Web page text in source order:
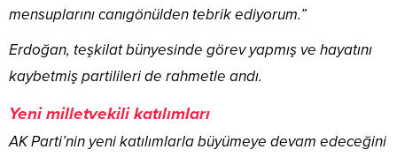
mensuplarını canıgönülden tebrik ediyorum.”
Erdoğan, teşkilat bünyesinde görev yapmış ve hayatını
kaybetmiş partilileri de rahmetle andı.
Yeni milletvekili katılımları
AK Parti’nin yeni katılımlarla büyümeye devam edeceğini